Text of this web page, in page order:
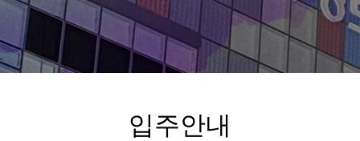
문
화
산
입주안내